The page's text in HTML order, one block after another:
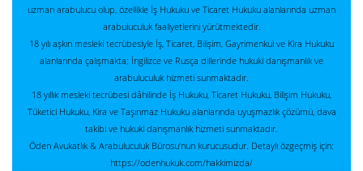
uzman arabulucu olup, özellikle İş Hukuku ve Ticaret Hukuku alanlarında uzman
arabuluculuk faaliyetlerini yürütmektedir.
18 yılı aşkın mesleki tecrübesiyle İş, Ticaret, Bilişim, Gayrimenkul ve Kira Hukuku
alanlarında çalışmakta; İngilizce ve Rusça dillerinde hukuki danışmanlık ve
arabuluculuk hizmeti sunmaktadır.
18 yıllık mesleki tecrübesi dâhilinde İş Hukuku, Ticaret Hukuku, Bilişim Hukuku,
Tüketici Hukuku, Kira ve Taşınmaz Hukuku alanlarında uyuşmazlık çözümü, dava
takibi ve hukuki danışmanlık hizmeti sunmaktadır.
Öden Avukatlık & Arabuluculuk Bürosu'nun kurucusudur. Detaylı özgeçmiş için:
https://odenhukuk.com/hakkimizda/